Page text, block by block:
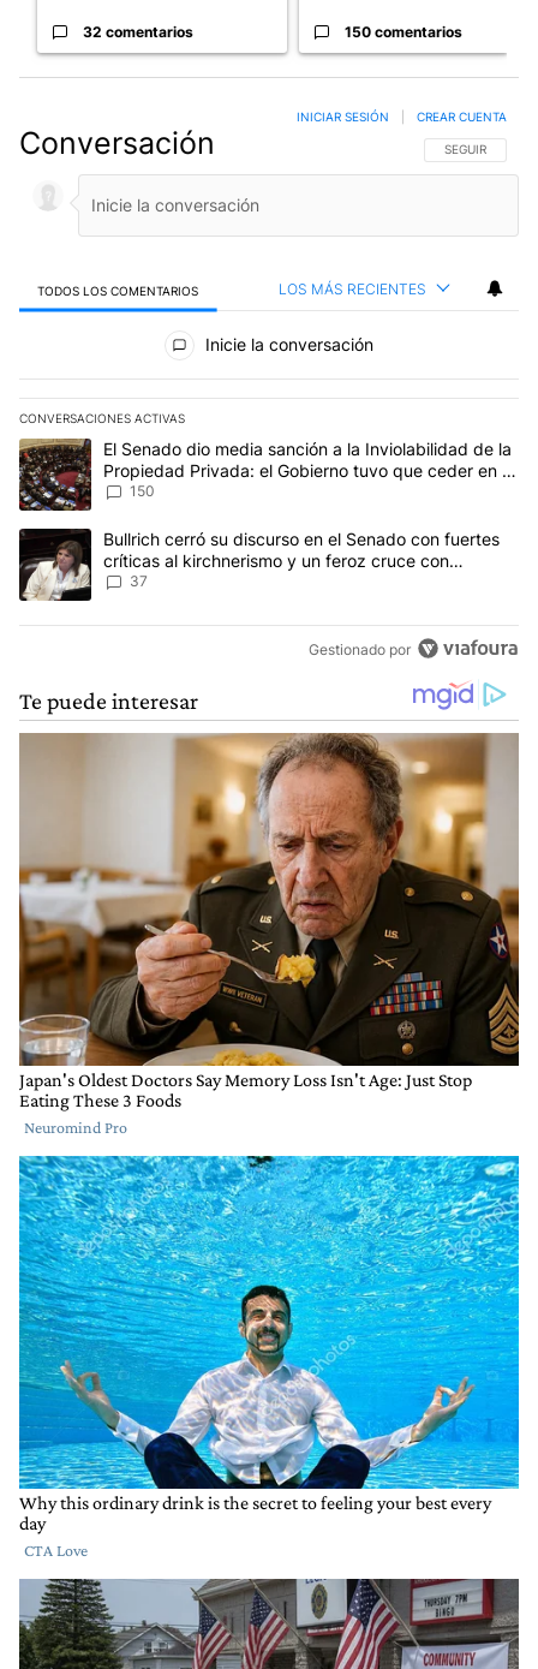
32 comentarios 150 comentarios
Conversación SIGA ESTA
SEGUIR
INICIAR SESIÓN CREAR CUENTA
TODOS LOS COMENTARIOS LOS MÁS RECIENTES
Todos los comentarios
Inicie la conversación
CONVERSACIONES ACTIVAS
Este listado muestra los artículos con más comentarios en los
Un artículo de tendencia con el título "El Senado dio media
El Senado dio media sanción a la Inviolabilidad de la
Propiedad Privada: el Gobierno tuvo que ceder en la
Ley del Manejo del Fuego
150
Un artículo de tendencia con el título "Bullrich cerró su discurso
Bullrich cerró su discurso en el Senado con fuertes
críticas al kirchnerismo y un feroz cruce con
Capitanich al que le gritó “¡cállate!”
37
Gestionado por